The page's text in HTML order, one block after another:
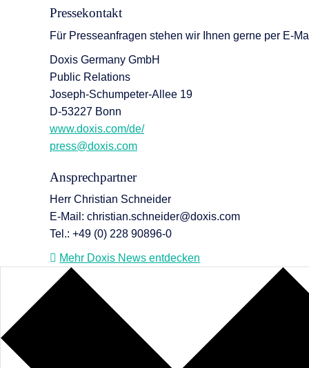
Pressekontakt
Für Presseanfragen stehen wir Ihnen gerne per E-
Doxis Germany GmbH
Public Relations
Joseph-Schumpeter-Allee 19
D-53227 Bonn
www.doxis.com/de/
press@doxis.com
Ansprechpartner
Herr Christian Schneider
E-Mail: christian.schneider@doxis.com
Tel.: +49 (0) 228 90896-0
Mehr Doxis News entdecken